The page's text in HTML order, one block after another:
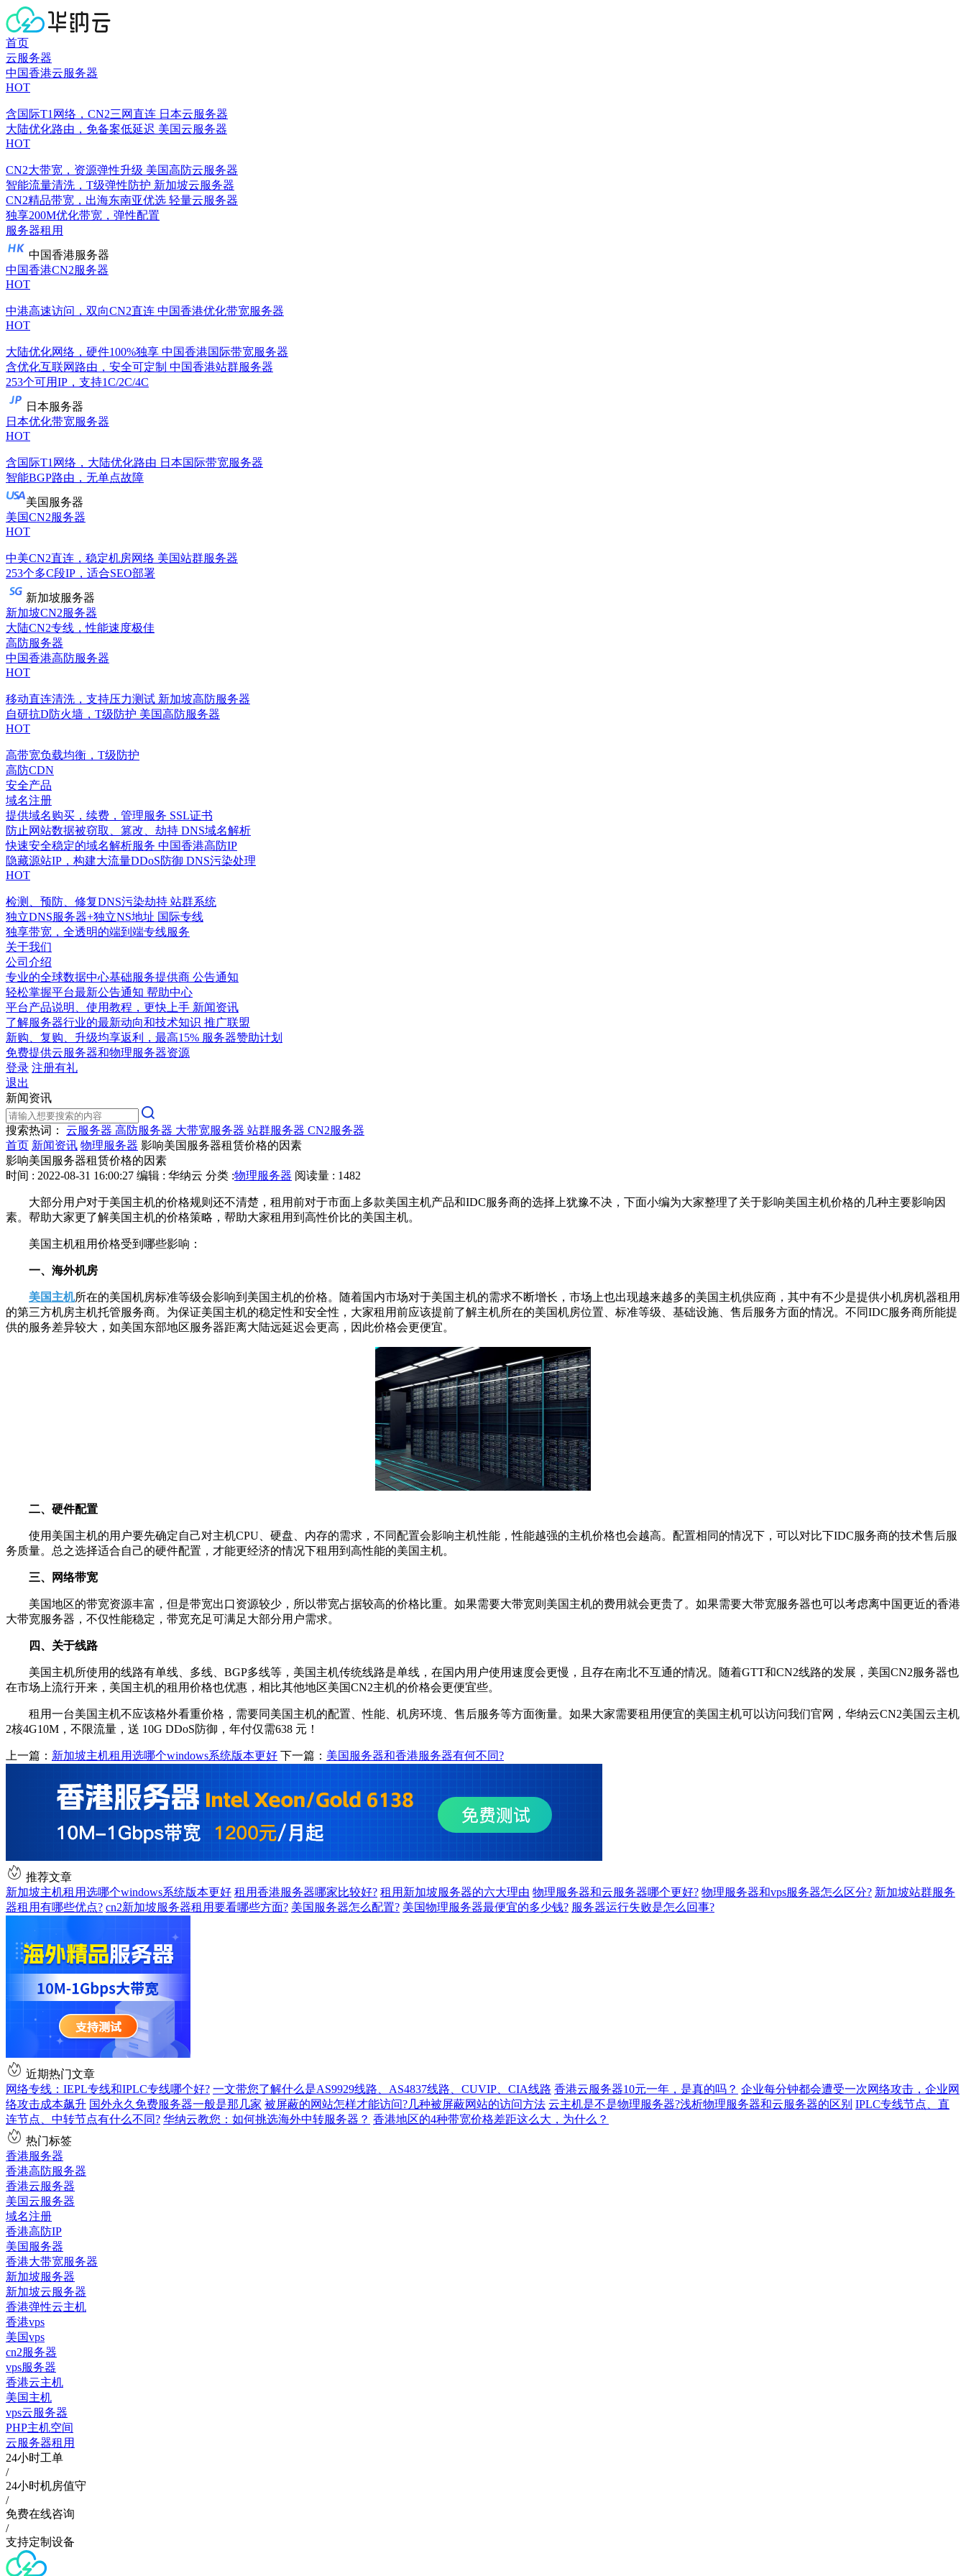
首页
云服务器
中国香港云服务器
HOT
含国际T1网络，CN2三网直连 日本云服务器
大陆优化路由，免备案低延迟 美国云服务器
HOT
CN2大带宽，资源弹性升级 美国高防云服务器
智能流量清洗，T级弹性防护 新加坡云服务器
CN2精品带宽，出海东南亚优选 轻量云服务器
独享200M优化带宽，弹性配置
服务器租用
中国香港服务器
中国香港CN2服务器
HOT
中港高速访问，双向CN2直连 中国香港优化带宽服务器
HOT
大陆优化网络，硬件100%独享 中国香港国际带宽服务器
含优化互联网路由，安全可定制 中国香港站群服务器
253个可用IP，支持1C/2C/4C
日本服务器
日本优化带宽服务器
HOT
含国际T1网络，大陆优化路由 日本国际带宽服务器
智能BGP路由，无单点故障
美国服务器
美国CN2服务器
HOT
中美CN2直连，稳定机房网络 美国站群服务器
253个多C段IP，适合SEO部署
新加坡服务器
新加坡CN2服务器
大陆CN2专线，性能速度极佳
高防服务器
中国香港高防服务器
HOT
移动直连清洗，支持压力测试 新加坡高防服务器
自研抗D防火墙，T级防护 美国高防服务器
HOT
高带宽负载均衡，T级防护
高防CDN
安全产品
域名注册
提供域名购买，续费，管理服务 SSL证书
防止网站数据被窃取、篡改、劫持 DNS域名解析
快速安全稳定的域名解析服务 中国香港高防IP
隐藏源站IP，构建大流量DDoS防御 DNS污染处理
HOT
检测、预防、修复DNS污染劫持 站群系统
独立DNS服务器+独立NS地址 国际专线
独享带宽，全透明的端到端专线服务
关于我们
公司介绍
专业的全球数据中心基础服务提供商 公告通知
轻松掌握平台最新公告通知 帮助中心
平台产品说明、使用教程，更快上手 新闻资讯
了解服务器行业的最新动向和技术知识 推广联盟
新购、复购、升级均享返利，最高15% 服务器赞助计划
免费提供云服务器和物理服务器资源
登录 注册有礼
退出
新闻资讯
搜索热词： 云服务器 高防服务器 大带宽服务器 站群服务器 CN2服务器
首页 新闻资讯 物理服务器 影响美国服务器租赁价格的因素
影响美国服务器租赁价格的因素
时间 : 2022-08-31 16:00:27 编辑 : 华纳云 分类 :物理服务器 阅读量 : 1482
大部分用户对于美国主机的价格规则还不清楚，租用前对于市面上多款美国主机产品和IDC服务商的选择上犹豫不决，下面小编为大家整理了关于影响美国主机价格的几种主要影响因
素。帮助大家更了解美国主机的价格策略，帮助大家租用到高性价比的美国主机。
美国主机租用价格受到哪些影响：
一、海外机房
美国主机所在的美国机房标准等级会影响到美国主机的价格。随着国内市场对于美国主机的需求不断增长，市场上也出现越来越多的美国主机供应商，其中有不少是提供小机房机器租用
的第三方机房主机托管服务商。为保证美国主机的稳定性和安全性，大家租用前应该提前了解主机所在的美国机房位置、标准等级、基础设施、售后服务方面的情况。不同IDC服务商所能提
供的服务差异较大，如美国东部地区服务器距离大陆远延迟会更高，因此价格会更便宜。
二、硬件配置
使用美国主机的用户要先确定自己对主机CPU、硬盘、内存的需求，不同配置会影响主机性能，性能越强的主机价格也会越高。配置相同的情况下，可以对比下IDC服务商的技术售后服
务质量。总之选择适合自己的硬件配置，才能更经济的情况下租用到高性能的美国主机。
三、网络带宽
美国地区的带宽资源丰富，但是带宽出口资源较少，所以带宽占据较高的价格比重。如果需要大带宽则美国主机的费用就会更贵了。如果需要大带宽服务器也可以考虑离中国更近的香港
大带宽服务器，不仅性能稳定，带宽充足可满足大部分用户需求。
四、关于线路
美国主机所使用的线路有单线、多线、BGP多线等，美国主机传统线路是单线，在国内用户使用速度会更慢，且存在南北不互通的情况。随着GTT和CN2线路的发展，美国CN2服务器也
在市场上流行开来，美国主机的租用价格也优惠，相比其他地区美国CN2主机的价格会更便宜些。
租用一台美国主机不应该格外看重价格，需要同美国主机的配置、性能、机房环境、售后服务等方面衡量。如果大家需要租用便宜的美国主机可以访问我们官网，华纳云CN2美国云主机
2核4G10M，不限流量，送 10G DDoS防御，年付仅需638 元！
上一篇： 新加坡主机租用选哪个windows系统版本更好 下一篇： 美国服务器和香港服务器有何不同?
推荐文章
新加坡主机租用选哪个windows系统版本更好 租用香港服务器哪家比较好? 租用新加坡服务器的六大理由 物理服务器和云服务器哪个更好? 物理服务器和vps服务器怎么区分? 新加坡站群服务
器租用有哪些优点? cn2新加坡服务器租用要看哪些方面? 美国服务器怎么配置? 美国物理服务器最便宜的多少钱? 服务器运行失败是怎么回事?
近期热门文章
网络专线：IEPL专线和IPLC专线哪个好? 一文带您了解什么是AS9929线路、AS4837线路、CUVIP、CIA线路 香港云服务器10元一年，是真的吗？ 企业每分钟都会遭受一次网络攻击，企业网
络攻击成本飙升 国外永久免费服务器一般是那几家 被屏蔽的网站怎样才能访问?几种被屏蔽网站的访问方法 云主机是不是物理服务器?浅析物理服务器和云服务器的区别 IPLC专线节点、直
连节点、中转节点有什么不同? 华纳云教您：如何挑选海外中转服务器？ 香港地区的4种带宽价格差距这么大，为什么？
热门标签
香港服务器
香港高防服务器
香港云服务器
美国云服务器
域名注册
香港高防IP
美国服务器
香港大带宽服务器
新加坡服务器
新加坡云服务器
香港弹性云主机
香港vps
美国vps
cn2服务器
vps服务器
香港云主机
美国主机
vps云服务器
PHP主机空间
云服务器租用
24小时工单
/
24小时机房值守
/
免费在线咨询
/
支持定制设备